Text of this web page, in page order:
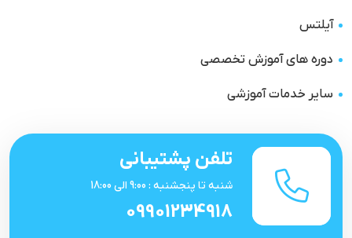
آیلتس
دوره های آموزش تخصصی
سایر خدمات آموزشی
تلفن پشتیبانی
شنبه تا پنجشنبه : 9:00 الی 18:00
09901234918